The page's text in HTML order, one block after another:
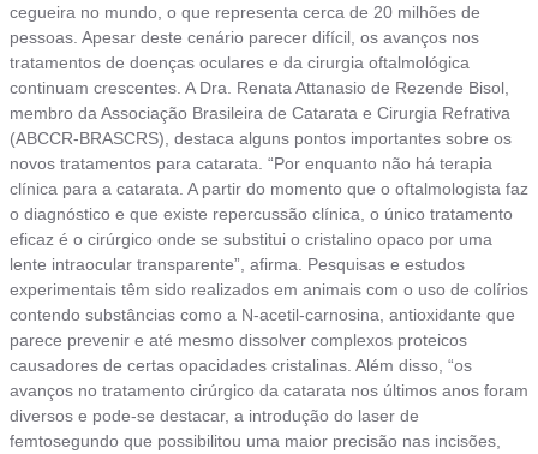
cegueira no mundo, o que representa cerca de 20 milhões de
pessoas. Apesar deste cenário parecer difícil, os avanços nos
tratamentos de doenças oculares e da cirurgia oftalmológica
continuam crescentes. A Dra. Renata Attanasio de Rezende Bisol,
membro da Associação Brasileira de Catarata e Cirurgia Refrativa
(ABCCR-BRASCRS), destaca alguns pontos importantes sobre os
novos tratamentos para catarata. “Por enquanto não há terapia
clínica para a catarata. A partir do momento que o oftalmologista faz
o diagnóstico e que existe repercussão clínica, o único tratamento
eficaz é o cirúrgico onde se substitui o cristalino opaco por uma
lente intraocular transparente”, afirma. Pesquisas e estudos
experimentais têm sido realizados em animais com o uso de colírios
contendo substâncias como a N-acetil-carnosina, antioxidante que
parece prevenir e até mesmo dissolver complexos proteicos
causadores de certas opacidades cristalinas. Além disso, “os
avanços no tratamento cirúrgico da catarata nos últimos anos foram
diversos e pode-se destacar, a introdução do laser de
femtosegundo que possibilitou uma maior precisão nas incisões,